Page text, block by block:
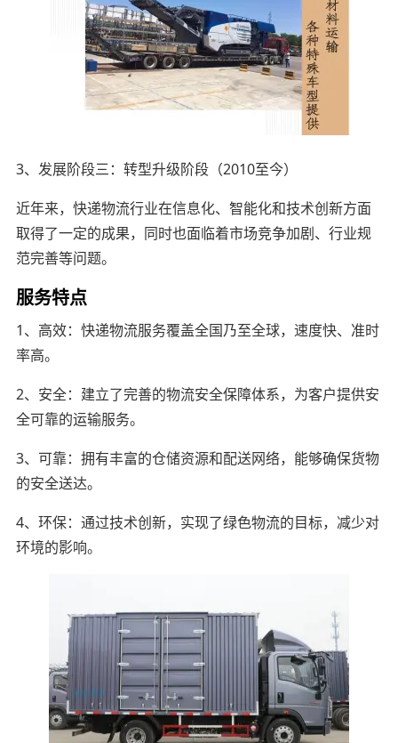
3、发展阶段三：转型升级阶段（2010至今）
近年来，快递物流行业在信息化、智能化和技术创新方面
取得了一定的成果，同时也面临着市场竞争加剧、行业规
范完善等问题。
服务特点
1、高效：快递物流服务覆盖全国乃至全球，速度快、准时
率高。
2、安全：建立了完善的物流安全保障体系，为客户提供安
全可靠的运输服务。
3、可靠：拥有丰富的仓储资源和配送网络，能够确保货物
的安全送达。
4、环保：通过技术创新，实现了绿色物流的目标，减少对
环境的影响。